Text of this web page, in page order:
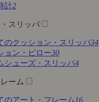
計2
スリッパ
のクッション・スリッパ34
ョン・ピロー30
シューズ・スリッパ4
ーム
のアート・フレーム 16